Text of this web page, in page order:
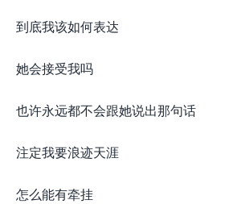
到底我该如何表达
她会接受我吗
也许永远都不会跟她说出那句话
注定我要浪迹天涯
怎么能有牵挂